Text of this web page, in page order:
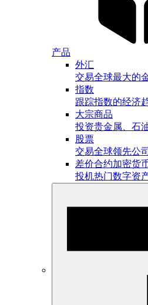
产品
外汇
交易全球最大的
指数
跟踪指数的经济
大宗商品
投资贵金属、石
股票
交易全球领先公
差价合约加密货
投机热门数字资产